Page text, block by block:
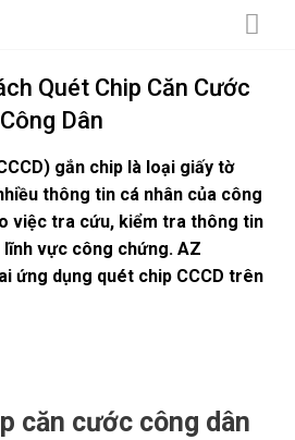
Quét Chip Căn Cước
Công Dân
gắn chip là loại giấy tờ
thông tin cá nhân của công
việc tra cứu, kiểm tra thông tin
vực công chứng. AZ
ứng dụng quét chip CCCD trên
căn cước công dân